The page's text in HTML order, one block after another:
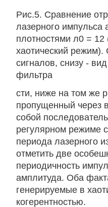
Рис.5. Сравнение
лазерного
плотностями л0 =
хаотический
сигналов, снизу -
фильтра
сти, ниже на том же
пропущенный через
собой
регулярном режиме
периода лазерного
отметить две
периодичность
амплитуда. Оба
генерируемые в
когерентностью.